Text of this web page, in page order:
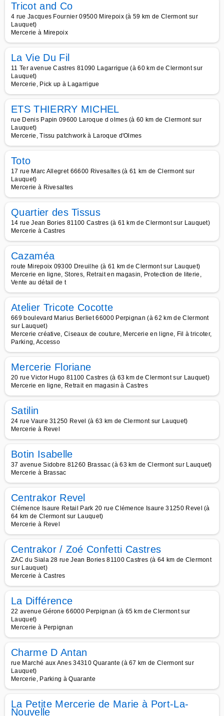
Tricot and Co
4 rue Jacques Fournier 09500 Mirepoix (à 59 km de Clermont sur
Lauquet)
Mercerie à Mirepoix
La Vie Du Fil
11 Ter avenue Castres 81090 Lagarrigue (à 60 km de Clermont sur
Lauquet)
Mercerie, Pick up à Lagarrigue
ETS THIERRY MICHEL
rue Denis Papin 09600 Laroque d olmes (à 60 km de Clermont sur
Lauquet)
Mercerie, Tissu patchwork à Laroque d'Olmes
Toto
17 rue Marc Allegret 66600 Rivesaltes (à 61 km de Clermont sur
Lauquet)
Mercerie à Rivesaltes
Quartier des Tissus
14 rue Jean Bories 81100 Castres (à 61 km de Clermont sur Lauquet)
Mercerie à Castres
Cazaméa
route Mirepoix 09300 Dreuilhe (à 61 km de Clermont sur Lauquet)
Mercerie en ligne, Stores, Retrait en magasin, Protection de literie,
Vente au détail de t
Atelier Tricote Cocotte
669 boulevard Marius Berliet 66000 Perpignan (à 62 km de Clermont
sur Lauquet)
Mercerie créative, Ciseaux de couture, Mercerie en ligne, Fil à tricoter,
Parking, Accesso
Mercerie Floriane
20 rue Victor Hugo 81100 Castres (à 63 km de Clermont sur Lauquet)
Mercerie en ligne, Retrait en magasin à Castres
Satilin
24 rue Vaure 31250 Revel (à 63 km de Clermont sur Lauquet)
Mercerie à Revel
Botin Isabelle
37 avenue Sidobre 81260 Brassac (à 63 km de Clermont sur Lauquet)
Mercerie à Brassac
Centrakor Revel
Clémence Isaure Retail Park 20 rue Clémence Isaure 31250 Revel (à
64 km de Clermont sur Lauquet)
Mercerie à Revel
Centrakor / Zoé Confetti Castres
ZAC du Siala 28 rue Jean Bories 81100 Castres (à 64 km de Clermont
sur Lauquet)
Mercerie à Castres
La Différence
22 avenue Gérone 66000 Perpignan (à 65 km de Clermont sur
Lauquet)
Mercerie à Perpignan
Charme D Antan
rue Marché aux Anes 34310 Quarante (à 67 km de Clermont sur
Lauquet)
Mercerie, Parking à Quarante
La Petite Mercerie de Marie à Port-La-
Nouvelle